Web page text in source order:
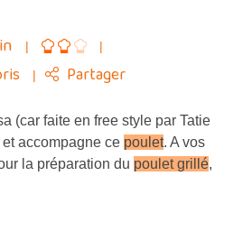
Partager
(car faite en free style par Tatie
accompagne ce poulet. A vos
la préparation du poulet grillé,